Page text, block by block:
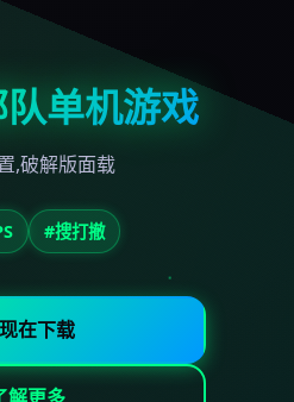
单机游戏
,破解版面载
#搜打撤
现在下载
解更多